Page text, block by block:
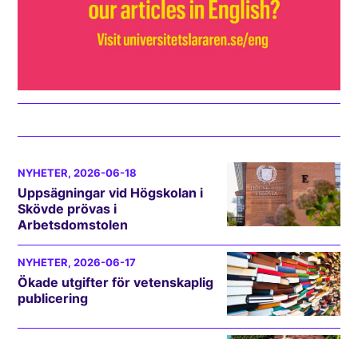
NYHETER, 2026-06-18
Uppsägningar vid Högskolan i
Skövde prövas i
Arbetsdomstolen
NYHETER, 2026-06-17
Ökade utgifter för vetenskaplig
publicering